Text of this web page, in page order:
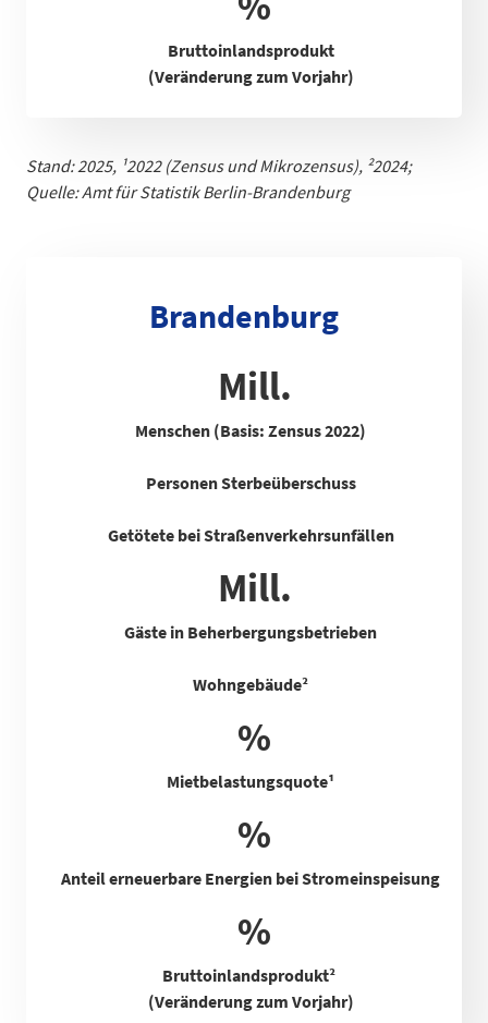
Bruttoinlandsprodukt
(Veränderung zum Vorjahr)
Stand: 2025, ¹2022 (Zensus und Mikrozensus), ²2024;
Quelle: Amt für Statistik Berlin-Brandenburg
Brandenburg
Mill.
Menschen (Basis: Zensus 2022)
Personen Sterbeüberschuss
Getötete bei Straßenverkehrsunfällen
Mill.
Gäste in Beherbergungsbetrieben
Wohngebäude²
%
Mietbelastungsquote¹
%
Anteil erneuerbare Energien bei Stromeinspeisung
%
Bruttoinlandsprodukt²
(Veränderung zum Vorjahr)